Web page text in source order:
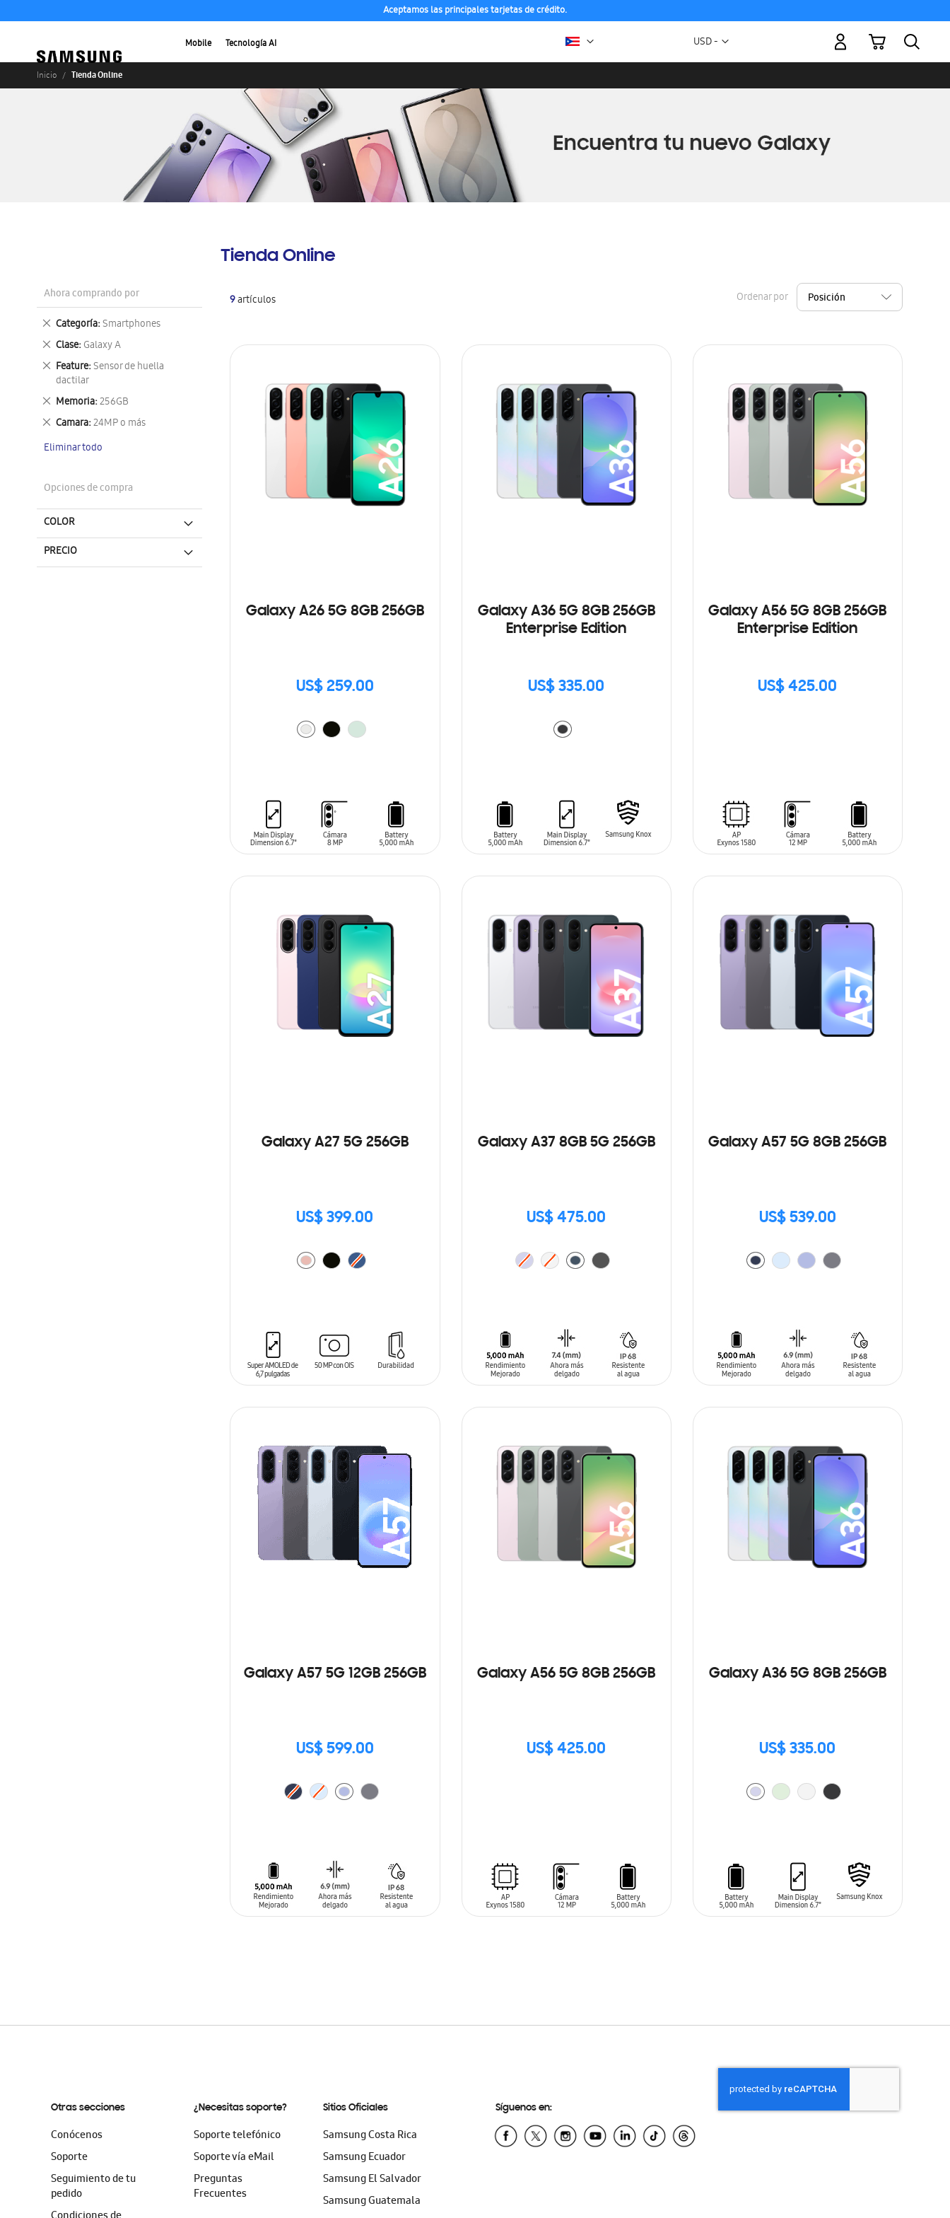
Aceptamos las principales tarjetas de crédito.
Mobile Tecnología AI Moneda
USD -
Mi carrito
Inicio Tienda Online
Tienda Online
9artículos Ordenar por
Galaxy A26 5G 8GB 256GB
US$ 259.00
Galaxy A36 5G 8GB 256GB
Enterprise Edition
US$ 335.00
Galaxy A56 5G 8GB 256GB
Enterprise Edition
US$ 425.00
SIN
Galaxy A27 5G 256GB
US$ 399.00
Galaxy A37 8GB 5G 256GB
US$ 475.00
Galaxy A57 5G 8GB 256GB
US$ 539.00
Galaxy A57 5G 12GB 256GB
US$ 599.00
Galaxy A56 5G 8GB 256GB
US$ 425.00
SIN
Galaxy A36 5G 8GB 256GB
US$ 335.00
Ahora comprando por
Categoría Smartphones
Eliminar
este
artículo
Clase Galaxy A
Eliminar
este
artículo
Feature Sensor de huella
dactilar
Eliminar
este
artículo
Memoria 256GB
Eliminar
este
artículo
Camara 24MP o más
Eliminar
artículo
Eliminar todo
Opciones de compra
COLOR
PRECIO
Otras secciones
Conócenos
Soporte
Seguimiento de tu
pedido
¿Necesitas soporte?
Soporte telefónico
Soporte vía eMail
Preguntas
Frecuentes
Sitios Oficiales
Samsung Costa Rica
Samsung Ecuador
Samsung El Salvador
Samsung Guatemala
Síguenos en: